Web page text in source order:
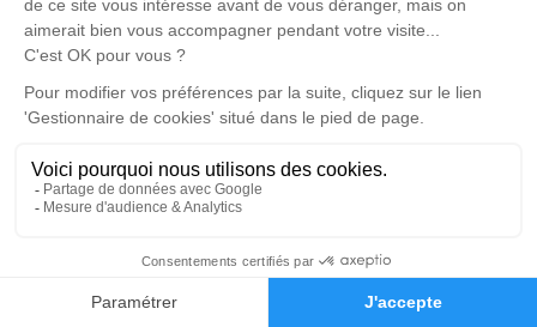
Faire-part Hommages
Un service de plantation d’arbre hommage est
disponible ici.
Je rends hommage
Cérémonie civile
Cimetiere de Malleret-Boussac
Le Bourg